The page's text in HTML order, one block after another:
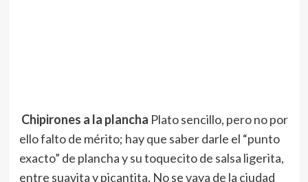
Chipirones a la plancha Plato sencillo, pero no por
ello falto de mérito; hay que saber darle el “punto
exacto” de plancha y su toquecito de salsa ligerita,
entre suavita y picantita. No se vaya de la ciudad